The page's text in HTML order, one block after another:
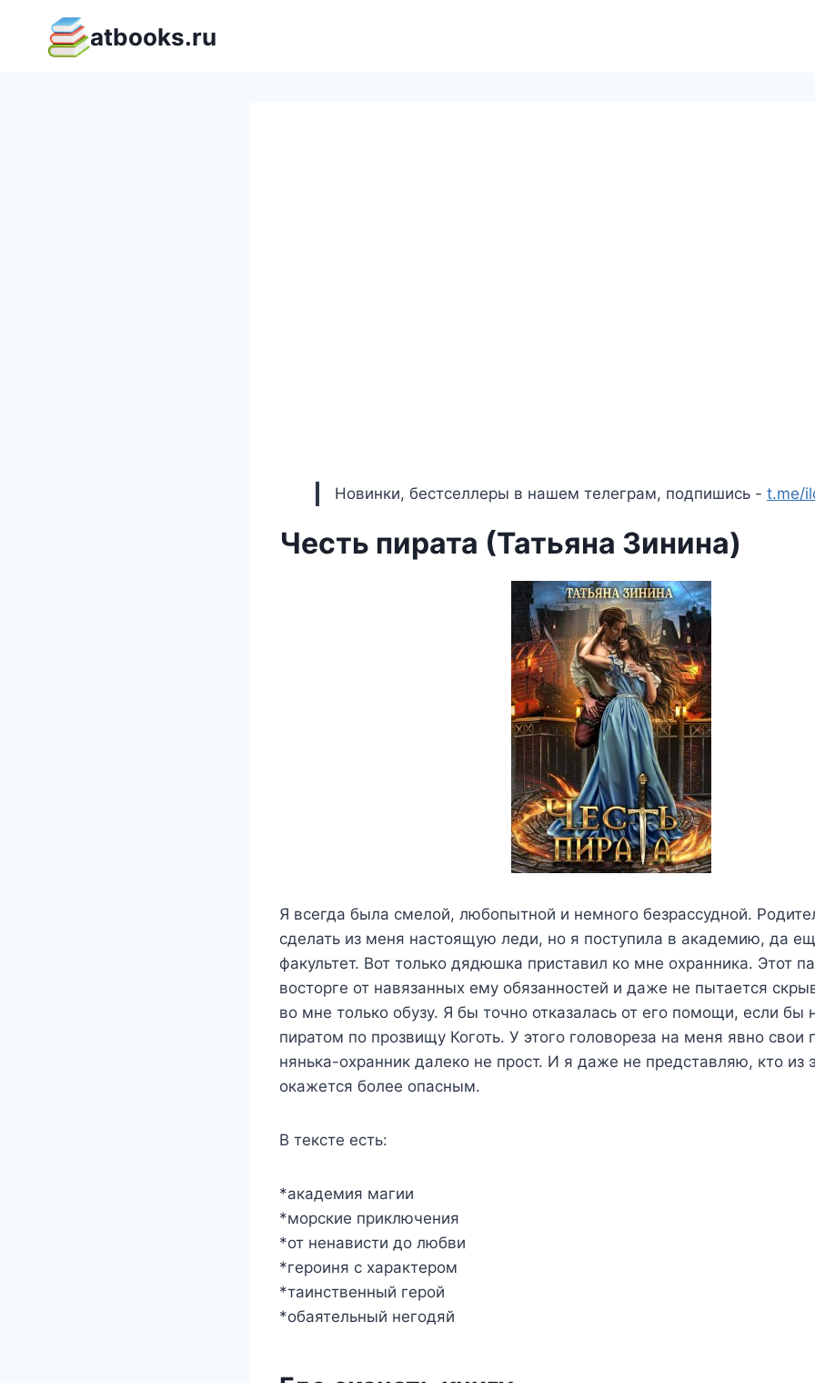
содержимому
atbooks.ru
Новинки, бестселлеры в нашем телеграм, подпишись - t.me/
Честь пирата (Татьяна Зинина)
Я всегда была смелой, любопытной и немного безрассудной.
сделать из меня настоящую леди, но я поступила в академию, да
факультет. Вот только дядюшка приставил ко мне охранника. Этот
восторге от навязанных ему обязанностей и даже не пытается
во мне только обузу. Я бы точно отказалась от его помощи, если бы
пиратом по прозвищу Коготь. У этого головореза на меня явно
нянька-охранник далеко не прост. И я даже не представляю, кто из
окажется более опасным.
В тексте есть:
*академия магии
*морские приключения
*от ненависти до любви
*героиня с характером
*таинственный герой
*обаятельный негодяй